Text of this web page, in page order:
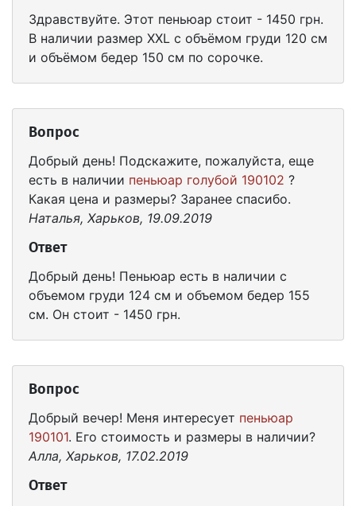
Здравствуйте. Этот пеньюар стоит - 1450 грн.
В наличии размер XXL с объёмом груди 120 см
и объёмом бедер 150 см по сорочке.
Вопрос
Добрый день! Подскажите, пожалуйста, еще
есть в наличии пеньюар голубой 190102 ?
Какая цена и размеры? Заранее спасибо.
Наталья, Харьков, 19.09.2019
Ответ
Добрый день! Пеньюар есть в наличии с
объемом груди 124 см и объемом бедер 155
см. Он стоит - 1450 грн.
Вопрос
Добрый вечер! Меня интересует пеньюар
190101. Его стоимость и размеры в наличии?
Алла, Харьков, 17.02.2019
Ответ